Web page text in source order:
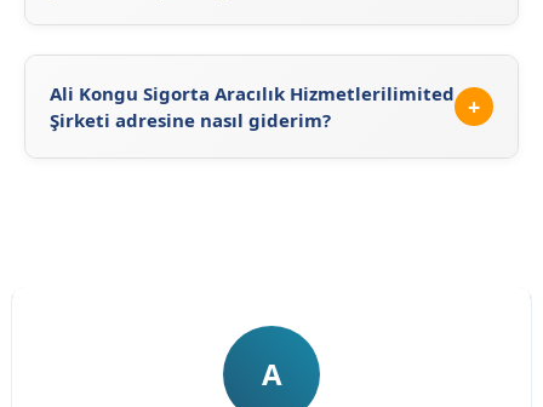
iş telefonu, cep telefonu ve whatsapp iletişim bilgileri
aşağıdaki gibidir.
02742236272
Ali Kongu Sigorta Aracılık Hizmetlerilimited
Şirketi adresine nasıl giderim?
+
A